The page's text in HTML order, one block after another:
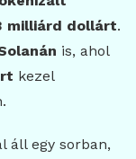
milliárd dollárt.
is, ahol
kezel
áll egy sorban,